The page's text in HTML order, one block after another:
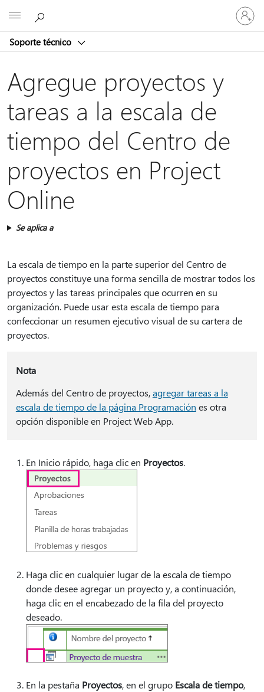
Soporte técnico
Iniciar
sesión
en
cuenta
Agregue proyectos y
tareas a la escala de
tiempo del Centro de
proyectos en Project
Online
Se aplica a
La escala de tiempo en la parte superior del Centro de
proyectos constituye una forma sencilla de mostrar todos los
proyectos y las tareas principales que ocurren en su
organización. Puede usar esta escala de tiempo para
confeccionar un resumen ejecutivo visual de su cartera de
proyectos.
Nota
Además del Centro de proyectos,agregar tareas a la
escala de tiempo de la página Programación es otra
opción disponible en Project Web App.
En Inicio rápido, haga clic en Proyectos.
Haga clic en cualquier lugar de la escala de tiempo
donde desee agregar un proyecto y, a continuación,
haga clic en el encabezado de la fila del proyecto
deseado.
En la pestaña Proyectos, en el grupo Escala de tiempo,